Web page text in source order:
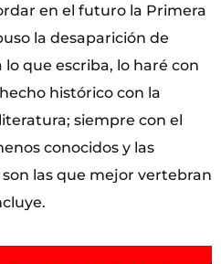
en el futuro la Primera
la desaparición de
lo que escriba, lo haré con
histórico con la
siempre con el
conocidos y las
las que mejor vertebran